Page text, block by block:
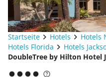
Startseite Hotels Hotels
Hotels Florida
Hotels
DoubleTree by Hilton Hotel